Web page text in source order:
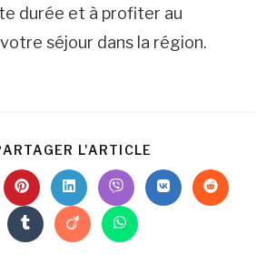
durée et à profiter au
séjour dans la région.
L'ARTICLE